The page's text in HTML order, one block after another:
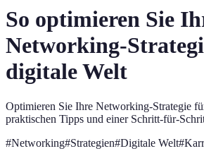
So optimieren Sie
Networking-
digitale Welt
Optimieren Sie Ihre Networking-Strategie
praktischen Tipps und einer Schritt-für-
#Networking#Strategien#Digitale Welt#